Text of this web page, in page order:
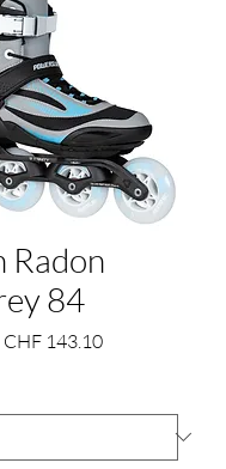
Radon
84
CHF 143.10Sale-